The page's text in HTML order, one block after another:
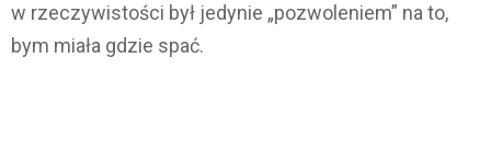
w rzeczywistości był jedynie „pozwoleniem” na to,
bym miała gdzie spać.